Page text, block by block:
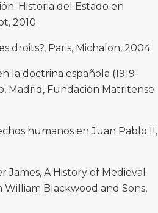
Historia del Estado en
2010.
droits?, Paris, Michalon, 2004.
la doctrina española (1919-
Madrid, Fundación Matritense
humanos en Juan Pablo II,
James, A History of Medieval
Blackwood and Sons,